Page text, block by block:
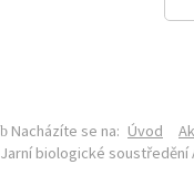
Nacházíte se na: Úvod
Jarní biologické soustředění